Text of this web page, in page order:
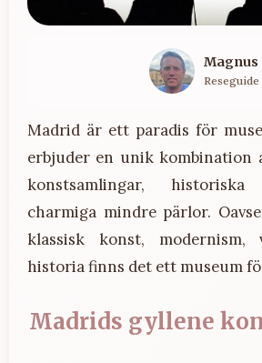
Magnus
Reseguide
Madrid är ett paradis för
erbjuder en unik kombination
konstsamlingar,
charmiga mindre pärlor.
klassisk konst, modernism,
historia finns det ett museum
Madrids gyllene